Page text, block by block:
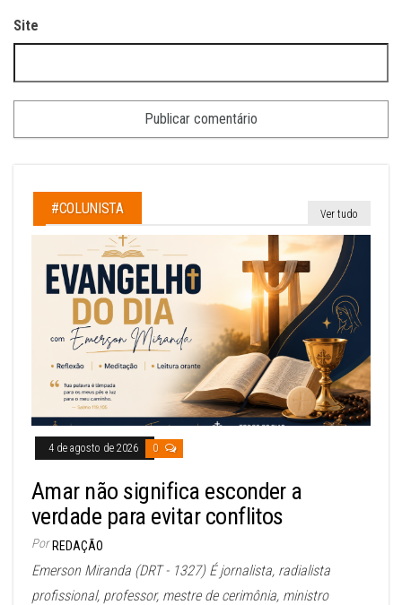
Site
#COLUNISTA Ver tudo
4 de agosto de 2026 0
Amar não significa esconder a
verdade para evitar conflitos
Por REDAÇÃO
Emerson Miranda (DRT - 1327) É jornalista, radialista
profissional, professor, mestre de cerimônia, ministro